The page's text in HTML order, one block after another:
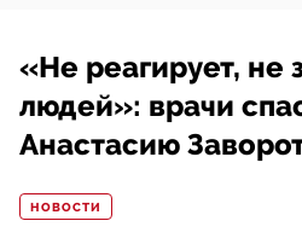
«Не реагирует, не
людей»: врачи
Анастасию
НОВОСТИ